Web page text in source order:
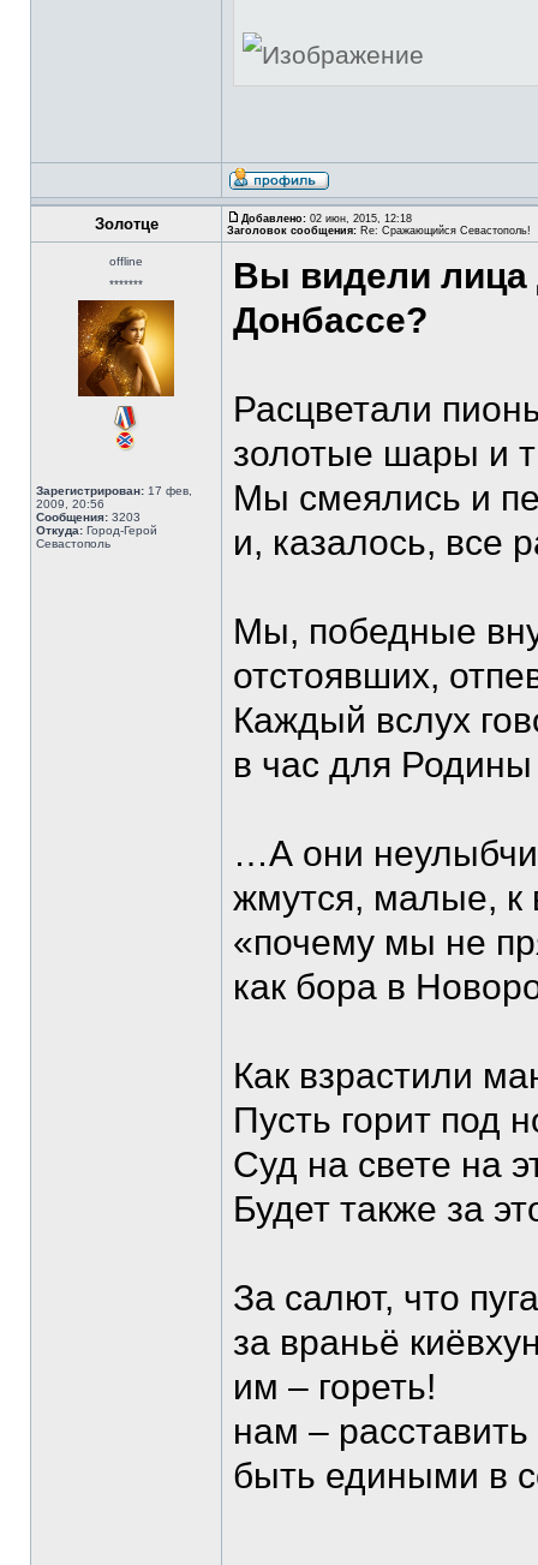
Золотце Добавлено: 02 июн, 2015, 12:18
Заголовок сообщения: Re: Сражающийся Севастополь!
offline
*******
Зарегистрирован: 17 фев,
2009, 20:56
Сообщения: 3203
Откуда: Город-Герой
Севастополь
Вы видели лица
Донбассе?
Расцветали
золотые шары и
Мы смеялись и
и, казалось, все
Мы, победные
отстоявших,
Каждый вслух
в час для
…А они
жмутся, малые, к
«почему мы не
как бора в
Как взрастили
Пусть горит под
Суд на свете на
Будет также за
За салют, что
за враньё
им – гореть!
нам –
быть едиными в